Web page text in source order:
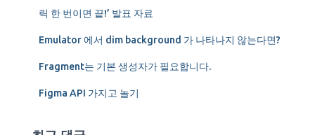
릭 한 번이면 끝!’ 발표 자료
Emulator 에서 dim background 가 나타나지 않는다면?
Fragment는 기본 생성자가 필요합니다.
Figma API 가지고 놀기